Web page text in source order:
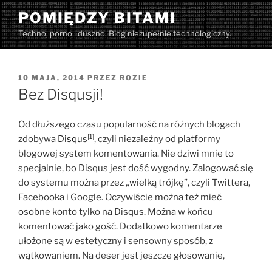
Przejdź
do
treści
POMIĘDZY BITAMI
Techno, porno i duszno. Blog niezupełnie technologiczny.
OPUBLIKOWANE
W
10 MAJA, 2014 PRZEZ ROZIE
Bez Disqusji!
Od dłuższego czasu popularność na różnych blogach
zdobywa Disqus[1], czyli niezależny od platformy
blogowej system komentowania. Nie dziwi mnie to
specjalnie, bo Disqus jest dość wygodny. Zalogować się
do systemu można przez „wielką trójkę”, czyli Twittera,
Facebooka i Google. Oczywiście można też mieć
osobne konto tylko na Disqus. Można w końcu
komentować jako gość. Dodatkowo komentarze
ułożone są w estetyczny i sensowny sposób, z
wątkowaniem. Na deser jest jeszcze głosowanie,